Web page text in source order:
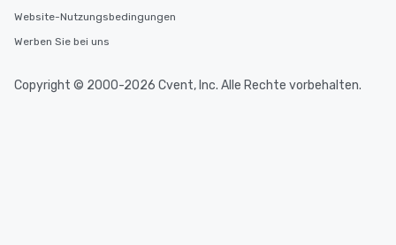
Website-Nutzungsbedingungen
Werben Sie bei uns
Copyright © 2000-2026 Cvent, Inc. Alle Rechte vorbehalten.